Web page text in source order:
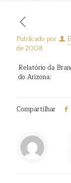
Publicado por
de 2008
Relatório da
do Arizona:
Compartilhar